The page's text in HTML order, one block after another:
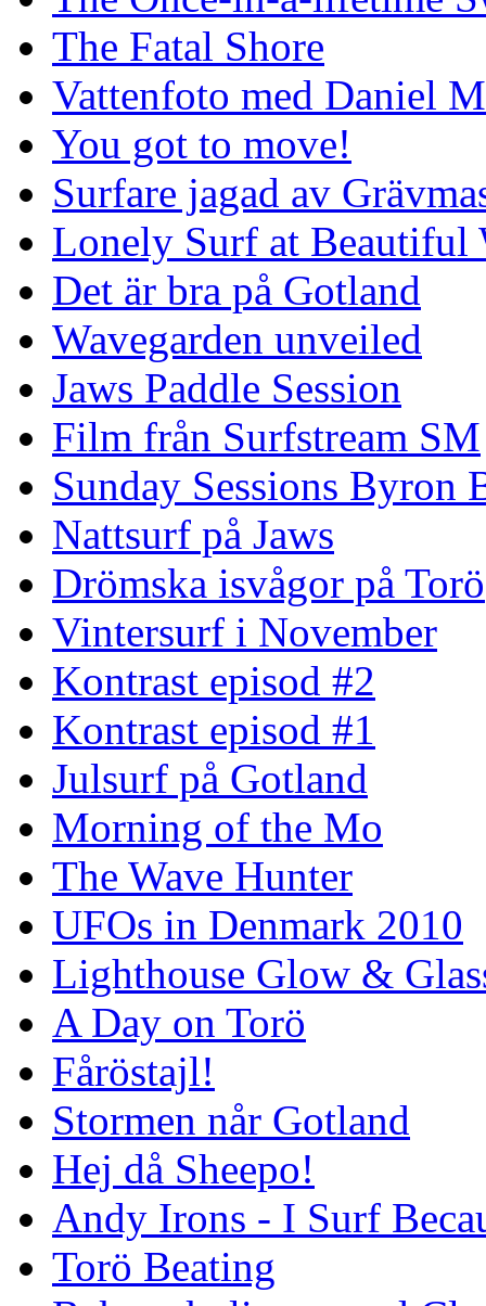
The Fatal Shore
Vattenfoto med Daniel
You got to move!
Surfare jagad av
Lonely Surf at Beautiful
Det är bra på Gotland
Wavegarden unveiled
Jaws Paddle Session
Film från Surfstream SM
Sunday Sessions Byron
Nattsurf på Jaws
Drömska isvågor på Torö
Vintersurf i November
Kontrast episod #2
Kontrast episod #1
Julsurf på Gotland
Morning of the Mo
The Wave Hunter
UFOs in Denmark 2010
Lighthouse Glow &
A Day on Torö
Fåröstajl!
Stormen når Gotland
Hej då Sheepo!
Andy Irons - I Surf
Torö Beating